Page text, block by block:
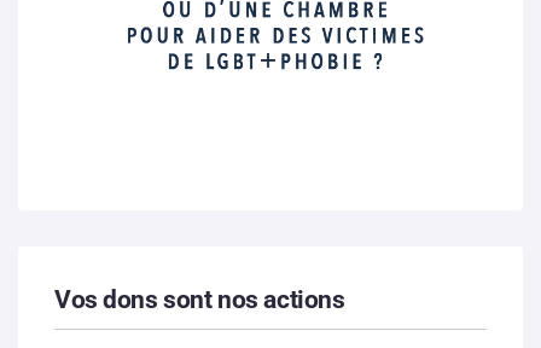
Vos dons sont nos actions